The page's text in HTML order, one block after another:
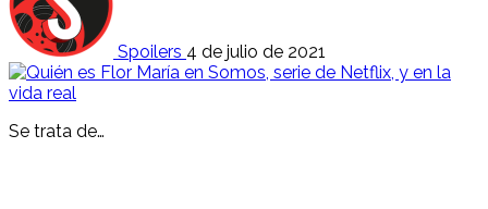
Spoilers 4 de julio de 2021
Se trata de…